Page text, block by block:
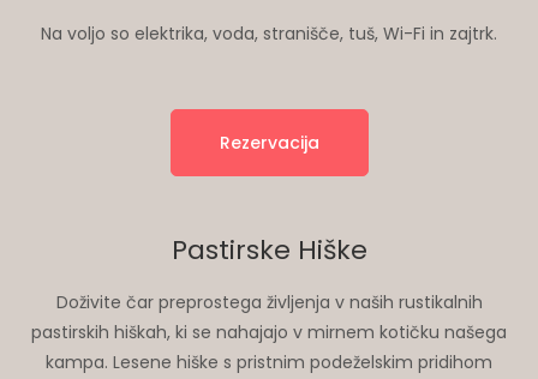
Na voljo so elektrika, voda, stranišče, tuš, Wi-Fi in zajtrk.
Rezervacija
Pastirske Hiške
Doživite čar preprostega življenja v naših rustikalnih
pastirskih hiškah, ki se nahajajo v mirnem kotičku našega
kampa. Lesene hiške s pristnim podeželskim pridihom